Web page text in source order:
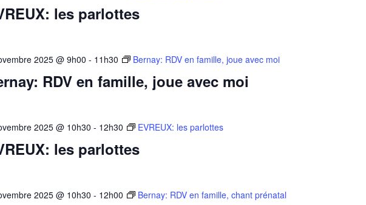
les parlottes
RDV en famille, joue avec moi
2025 @ 9h00 - 11h30 Bernay: RDV en famille, joue avec moi
les parlottes
2025 @ 10h30 - 12h30 EVREUX: les parlottes
2025 @ 10h30 - 12h00 Bernay: RDV en famille, chant prénatal